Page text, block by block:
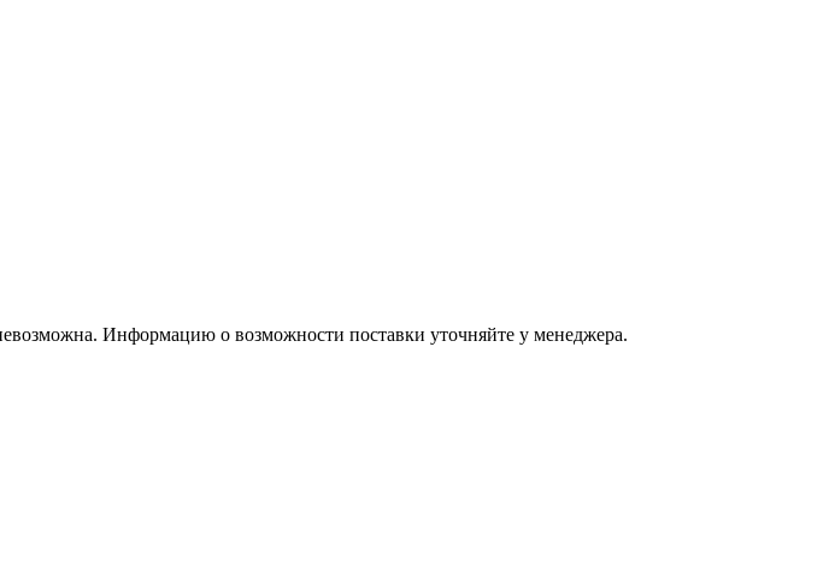
Информацию о возможности поставки уточняйте у менеджера.